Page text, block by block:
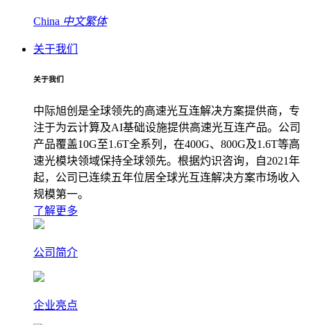
China 中文繁体
关于我们
关于我们
中际旭创是全球领先的高速光互连解决方案提供商，专
注于为云计算及AI基础设施提供高速光互连产品。公司
产品覆盖10G至1.6T全系列，在400G、800G及1.6T等高
速光模块领域保持全球领先。根据灼识咨询，自2021年
起，公司已连续五年位居全球光互连解决方案市场收入
规模第一。
了解更多
公司简介
企业亮点